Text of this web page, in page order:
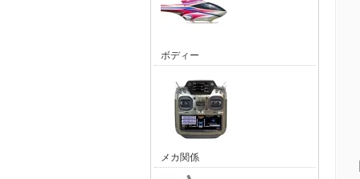
ボディー
メカ関係